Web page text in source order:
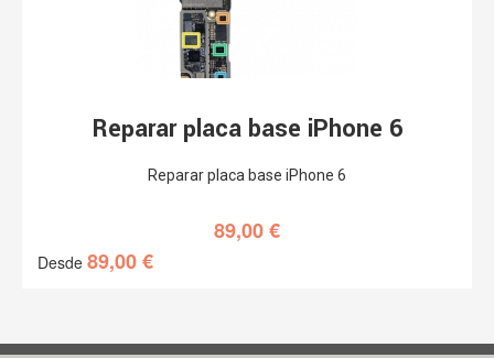
Reparar placa base iPhone 6
Reparar placa base iPhone 6
89,00€
Desde 89,00€